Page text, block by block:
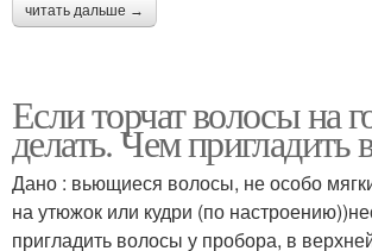
читать дальше →
Если торчат волосы на
делать. Чем пригладить
Дано : вьющиеся волосы, не особо
на утюжок или кудри (по
пригладить волосы у пробора, в